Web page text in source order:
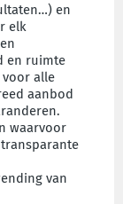
en
elk
en ruimte
alle
aanbod
waarvoor
van